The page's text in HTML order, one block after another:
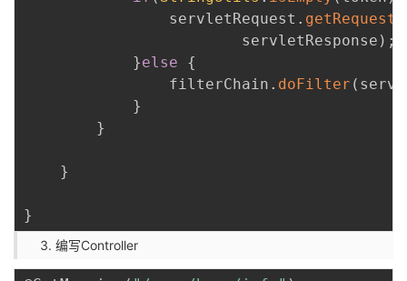
                servletRequest
.
                        servletResponse
) ;
}else
{
                filterChain
. doFilter (
}
}
}
}
编写Controller